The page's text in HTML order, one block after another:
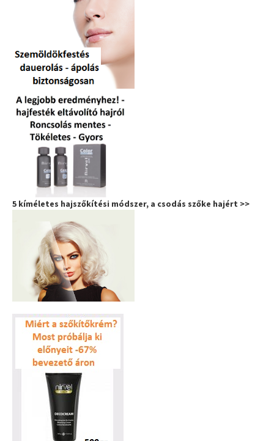
5 kíméletes hajszőkítési módszer, a csodás szőke hajért >>